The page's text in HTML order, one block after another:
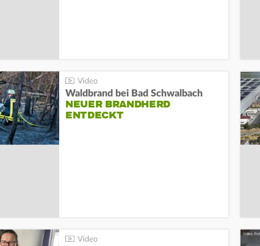
Waldbrand bei Bad Schwalbach
NEUER BRANDHERD
ENTDECKT